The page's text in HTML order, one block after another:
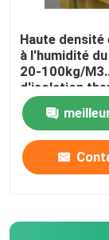
Laine de
Panneau en
Haute densité
à l'humidité
20-100kg/M3
d'isolation
de laine de